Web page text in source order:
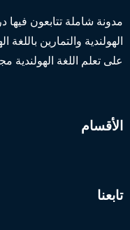
مدونة شاملة تتابعون فيها
الهولندية والتمارين
على تعلم اللغة الهولندية
الأقسام
تابعنا